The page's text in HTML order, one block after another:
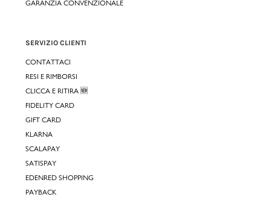
GARANZIA CONVENZIONALE
SERVIZIO CLIENTI
CONTATTACI
RESI E RIMBORSI
CLICCA E RITIRA 🆕
FIDELITY CARD
GIFT CARD
KLARNA
SCALAPAY
SATISPAY
EDENRED SHOPPING
PAYBACK